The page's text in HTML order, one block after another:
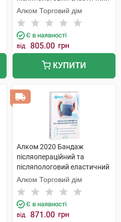
розмір 7 1 шт
Алком Торговий дім
Є в наявності
від 805.00 грн
КУПИТИ
Алком 2020 Бандаж
післяопераційний та
післяпологовий еластичний
розмір 8 1 шт
Алком Торговий дім
Є в наявності
від 871.00 грн